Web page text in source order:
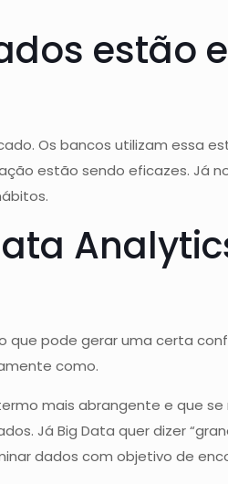
estão
Os bancos utilizam essa
estão sendo eficazes. Já
pode gerar uma certa
como.
mais abrangente e que
Já Big Data quer dizer
dados com objetivo de